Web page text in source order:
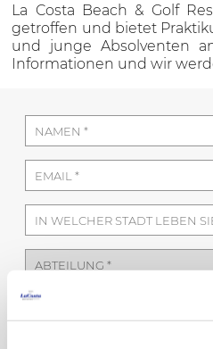
La Costa Beach & Golf
getroffen und bietet
und junge Absolventen
Informationen und wir